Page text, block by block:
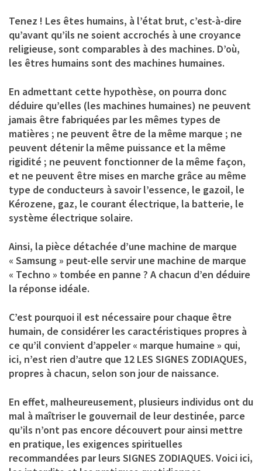
Tenez ! Les êtes humains, à l’état brut, c’est-à-dire
qu’avant qu’ils ne soient accrochés à une croyance
religieuse, sont comparables à des machines. D’où,
les êtres humains sont des machines humaines.
En admettant cette hypothèse, on pourra donc
déduire qu’elles (les machines humaines) ne peuvent
jamais être fabriquées par les mêmes types de
matières ; ne peuvent être de la même marque ; ne
peuvent détenir la même puissance et la même
rigidité ; ne peuvent fonctionner de la même façon,
et ne peuvent être mises en marche grâce au même
type de conducteurs à savoir l’essence, le gazoil, le
Kérozene, gaz, le courant électrique, la batterie, le
système électrique solaire.
Ainsi, la pièce détachée d’une machine de marque
« Samsung » peut-elle servir une machine de marque
« Techno » tombée en panne ? A chacun d’en déduire
la réponse idéale.
C’est pourquoi il est nécessaire pour chaque être
humain, de considérer les caractéristiques propres à
ce qu’il convient d’appeler « marque humaine » qui,
ici, n’est rien d’autre que 12 LES SIGNES ZODIAQUES,
propres à chacun, selon son jour de naissance.
En effet, malheureusement, plusieurs individus ont du
mal à maîtriser le gouvernail de leur destinée, parce
qu’ils n’ont pas encore découvert pour ainsi mettre
en pratique, les exigences spirituelles
recommandées par leurs SIGNES ZODIAQUES. Voici ici,